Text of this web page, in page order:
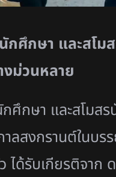
กศึกษา และสโ
งม่วนหลาย
ศึกษา และสโม
ลสงกรานต์ในบร
ได้รับเกียรติจา